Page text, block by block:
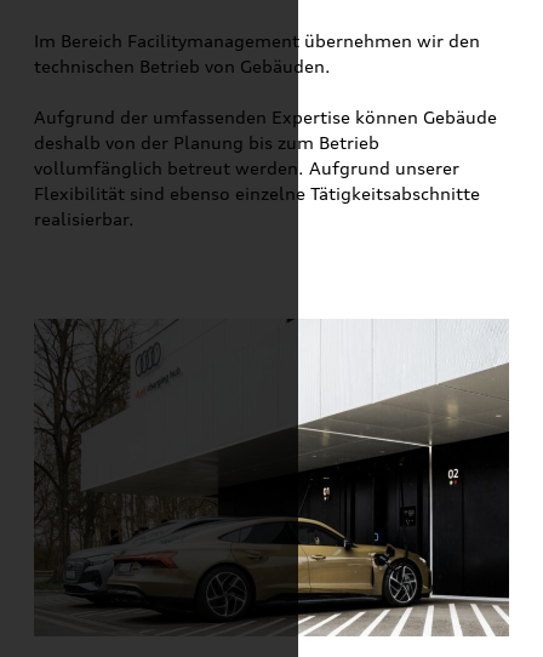
Im Bereich Facilitymanagement übernehmen wir den
technischen Betrieb von Gebäuden.
Aufgrund der umfassenden Expertise können Gebäude
deshalb von der Planung bis zum Betrieb
vollumfänglich betreut werden. Aufgrund unserer
Flexibilität sind ebenso einzelne Tätigkeitsabschnitte
realisierbar.